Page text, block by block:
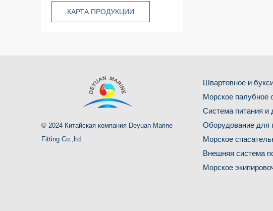
КАРТА ПРОДУКЦИИ
© 2024 Китайская компания Deyuan Marine
Fitting Co.,ltd.
Швартовное и
Морское палубное
Система питания и
Оборудование для
Морское
Внешняя система
Морское